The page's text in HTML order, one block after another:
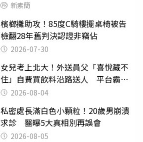
新素簡
檳榔攤助攻！85度C騎樓擺桌椅被告
檢翻28年舊判決認證非竊佔
2026-07-30
女兒考上北大！外送員父「喜悅藏不
住」自費買飲料沿路送人 平台霸氣
幫付學費
2026-08-04
私密處長滿白色小顆粒！20歲男崩潰
求診 醫曝5大真相別再誤會
2026-08-05